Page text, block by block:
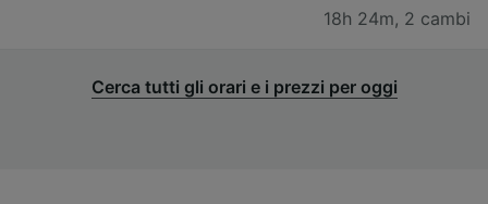
18h 24m, 2 cambi
Cerca tutti gli orari e i prezzi per oggi